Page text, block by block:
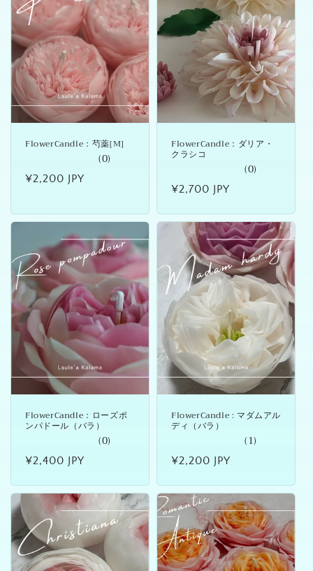
FlowerCandle：芍薬[M]
(0)
通
価
¥2,200 JPY
FlowerCandle：ダリア・
クラシコ
(0)
通
価
¥2,700 JPY
FlowerCandle：ローズポ
ンパドール（バラ）
(0)
通
価
¥2,400 JPY
FlowerCandle : マダムアル
ディ（バラ）
(1)
通
価
格
¥2,200 JPY